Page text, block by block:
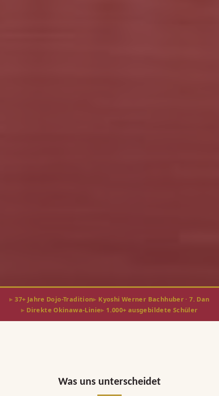
37+ Jahre Dojo-Tradition
Kyoshi Werner Bachhuber · 7. Dan
Direkte Okinawa-Linie
1.000+ ausgebildete Schüler
Was uns unterscheidet